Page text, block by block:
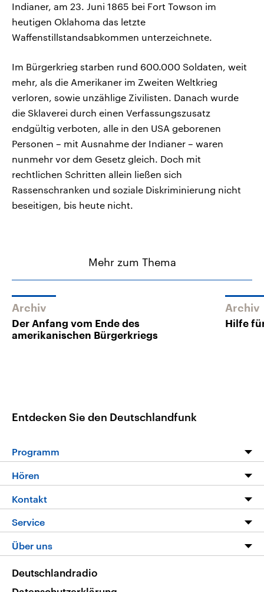
Indianer, am 23. Juni 1865 bei Fort Towson im
heutigen Oklahoma das letzte
Waffenstillstandsabkommen unterzeichnete.
Im Bürgerkrieg starben rund 600.000 Soldaten, weit
mehr, als die Amerikaner im Zweiten Weltkrieg
verloren, sowie unzählige Zivilisten. Danach wurde
die Sklaverei durch einen Verfassungszusatz
endgültig verboten, alle in den USA geborenen
Personen – mit Ausnahme der Indianer – waren
nunmehr vor dem Gesetz gleich. Doch mit
rechtlichen Schritten allein ließen sich
Rassenschranken und soziale Diskriminierung nicht
beseitigen, bis heute nicht.
Mehr zum Thema
Archiv
Der Anfang vom Ende des
amerikanischen Bürgerkriegs
Archiv
Hilfe
Entdecken Sie den Deutschlandfunk
Programm
Die Nachrichten
Nachrichtenleicht
Neue Beiträge auf dlf.de
Hören
Livestream
Podcasts
Deutschlandfunk App
Nachrichten App
Frequenzen
Kontakt
Hörerservice
Service
FAQ
Veranstaltungen
Über uns
Deutschlandradio